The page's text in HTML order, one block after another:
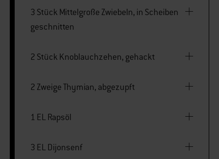
3 Stück Mittelgroße Zwiebeln, in Scheiben
geschnitten
2 Stück Knoblauchzehen, gehackt
2 Zweige Thymian, abgezupft
1 EL Rapsöl
3 EL Dijonsenf